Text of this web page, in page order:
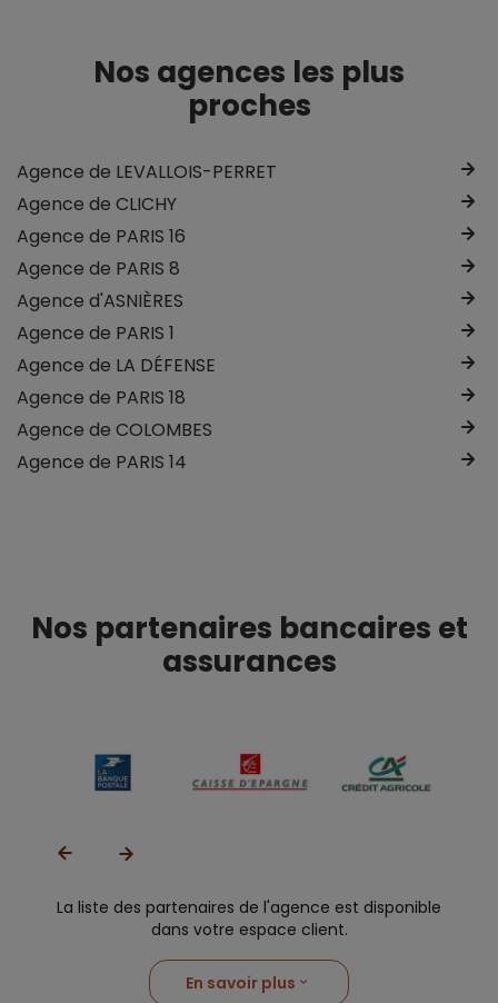
Nos agences les plus
proches
Agence de LEVALLOIS-PERRET
Agence de CLICHY
Agence de PARIS 16
Agence de PARIS 8
Agence d'ASNIÈRES
Agence de PARIS 1
Agence de LA DÉFENSE
Agence de PARIS 18
Agence de COLOMBES
Agence de PARIS 14
Nos partenaires bancaires et
assurances
La liste des partenaires de l'agence est disponible
dans votre espace client.
En savoir plus